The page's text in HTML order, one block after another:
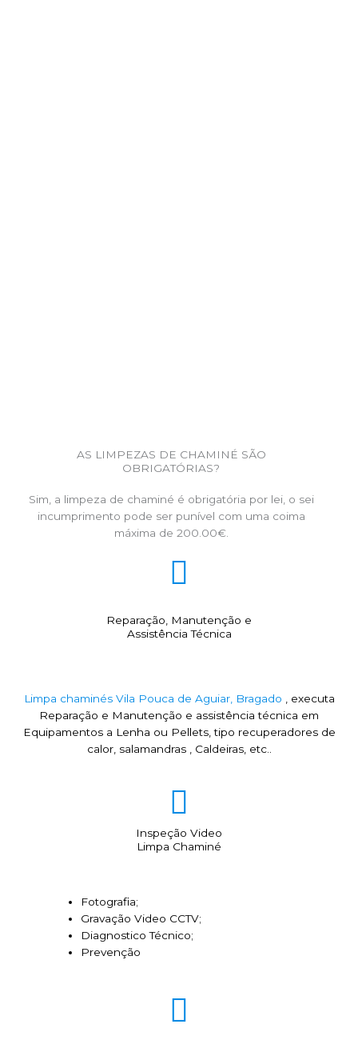
AS LIMPEZAS DE CHAMINÉ SÃO
OBRIGATÓRIAS?
Sim, a limpeza de chaminé é obrigatória por lei, o sei
incumprimento pode ser punível com uma coima
máxima de 200.00€.
Reparação, Manutenção e
Assistência Técnica
Limpa chaminés Vila Pouca de Aguiar, Bragado , executa
Reparação e Manutenção e assistência técnica em
Equipamentos a Lenha ou Pellets, tipo recuperadores de
calor, salamandras , Caldeiras, etc..
Inspeção Video
Limpa Chaminé
Fotografia;
Gravação Video CCTV;
Diagnostico Técnico;
Prevenção